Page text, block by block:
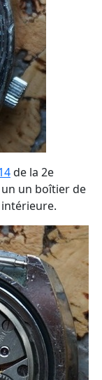
de la 2e
un boîtier de